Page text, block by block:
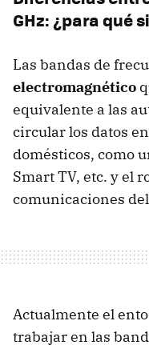
GHz: ¿para qué
Las bandas de
electromagnético
equivalente a las
circular los datos
domésticos, como
Smart TV, etc. y el
comunicaciones
Actualmente el
trabajar en las